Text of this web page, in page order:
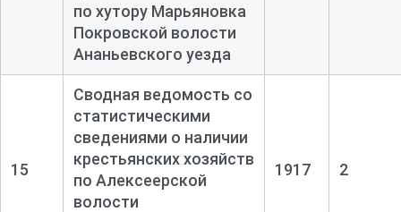
по хутору Марьяновка
Покровской волости
Ананьевского уезда
15
Сводная ведомость со
статистическими
сведениями о наличии
крестьянских хозяйств
по Алексеерской
волости
1917 2